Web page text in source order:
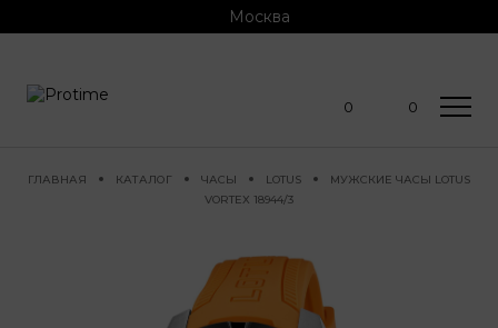
Москва
0 0
ГЛАВНАЯ КАТАЛОГ ЧАСЫ LOTUS
МУЖСКИЕ ЧАСЫ LOTUS
VORTEX 18944/3